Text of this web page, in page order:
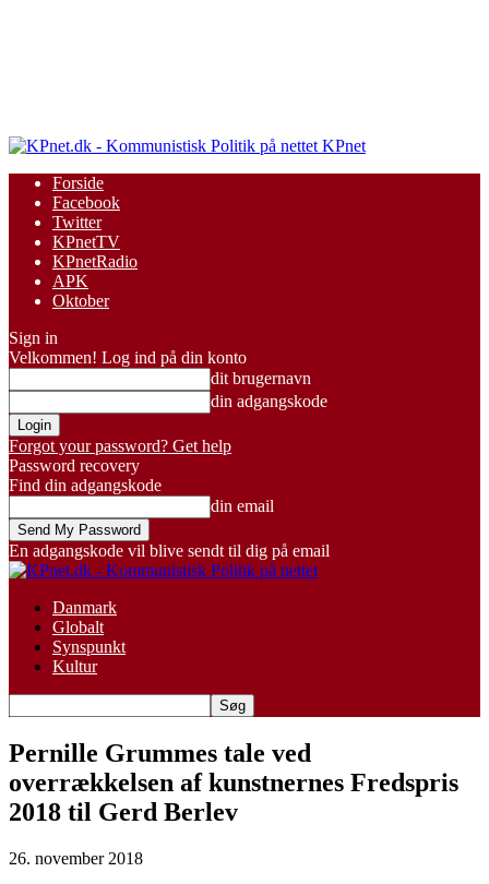
KPnet
Forside
Facebook
Twitter
KPnetTV
KPnetRadio
APK
Oktober
Sign in
Velkommen! Log ind på din konto
dit brugernavn
din adgangskode
Forgot your password? Get help
Password recovery
Find din adgangskode
din email
En adgangskode vil blive sendt til dig på email
Danmark
Globalt
Synspunkt
Kultur
Pernille Grummes tale ved
overrækkelsen af kunstnernes Fredspris
2018 til Gerd Berlev
26. november 2018